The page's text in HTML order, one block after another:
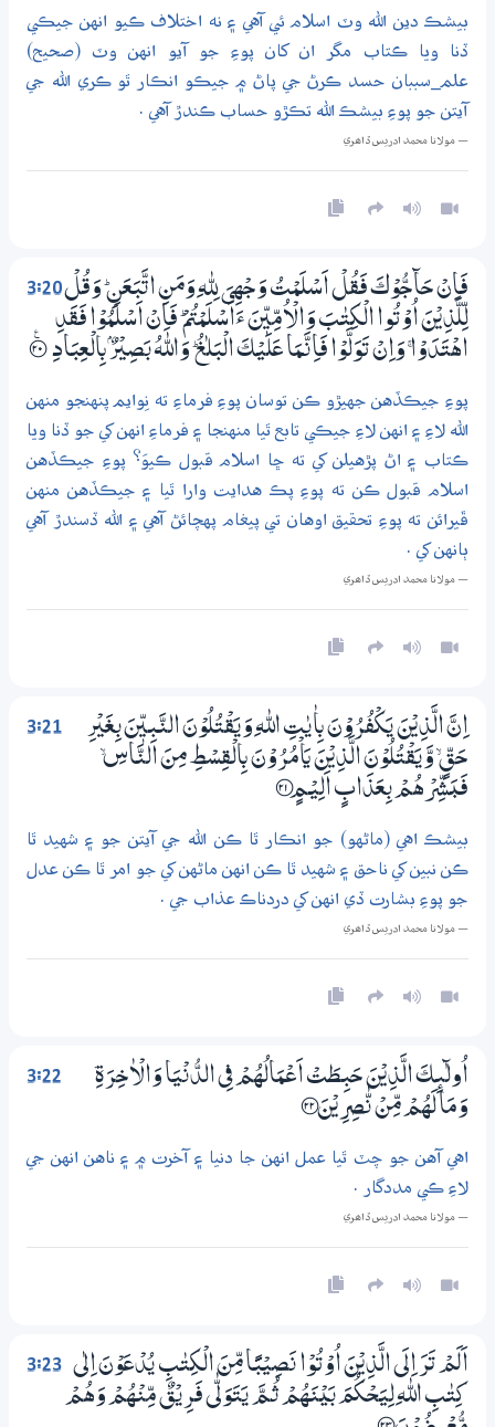
بيشڪ دين الله وٽ اسلام ئي آهي ۽ نه اختلاف ڪيو انهن جيڪي
ڏنا ويا ڪتاب مگر ان کان پوءِ جو آيو انهن وٽ (صحيح)
علم_سببان حسد ڪرڻ جي پاڻ ۾ جيڪو انڪار ٿو ڪري الله جي
آيتن جو پوءِ بيشڪ الله تڪڙو حساب ڪندڙ آهي .
— مولانا محمد ادريس ڏاھري
3:20فَاِنْ حَاۗجُّوْكَ فَقُلْ اَسْلَمْتُ وَجْهِيَ لِلّٰهِ وَمَنِ اتَّبَعَنِ ۭ وَقُلْ
لِّلَّذِيْنَ اُوْتُوا الْكِتٰبَ وَالْاُمِّيّٖنَ ءَاَسْلَمْتُمْ ۭ فَاِنْ اَسْلَمُوْا فَقَدِ
اھْتَدَوْا ۚ وَاِنْ تَوَلَّوْا فَاِنَّـمَا عَلَيْكَ الْبَلٰغُ ۭ وَاللّٰهُ بَصِيْرٌۢ بِالْعِبَادِ ؀ۧ20
پوءِ جيڪڏهن جهيڙو ڪن توسان پوءِ فرماءِ ته نِوايم پنهنجو منهن
الله لاءِ ۽ انهن لاءِ جيڪي تابع ٿيا منهنجا ۽ فرماءِ انهن کي جو ڏنا ويا
ڪتاب ۽ اڻ پڙهيلن کي ته ڇا اسلام قبول ڪيوَ؟ پوءِ جيڪڏهن
اسلام قبول ڪن ته پوءِ پڪ هدايت وارا ٿيا ۽ جيڪڏهن منهن
ڦيرائن ته پوءِ تحقيق اوهان تي پيغام پهچائڻ آهي ۽ الله ڏسندڙ آهي
ٻانهن کي .
— مولانا محمد ادريس ڏاھري
3:21
اِنَّ الَّذِيْنَ يَكْفُرُوْنَ بِاٰيٰتِ اللّٰهِ وَيَقْتُلُوْنَ النَّـبِيّٖنَ بِغَيْرِ
حَقٍّ ۙ وَّيَقْتُلُوْنَ الَّذِيْنَ يَاْمُرُوْنَ بِالْقِسْطِ مِنَ النَّاسِ ۙ
فَبَشِّرْھُمْ بِعَذَابٍ اَلِيْـمٍ ؀21
بيشڪ اهي (ماڻهو) جو انڪار ٿا ڪن الله جي آيتن جو ۽ شهيد ٿا
ڪن نبين کي ناحق ۽ شهيد ٿا ڪن انهن ماڻهن کي جو امر ٿا ڪن عدل
جو پوءِ بشارت ڏي انهن کي دردناڪ عذاب جي .
— مولانا محمد ادريس ڏاھري
3:22
اُولٰۗىِٕكَ الَّذِيْنَ حَبِطَتْ اَعْـمَالُھُمْ فِي الدُّنْيَا وَالْاٰخِرَةِ ۡ
وَمَا لَھُمْ مِّنْ نّٰصِرِيْنَ ؀22
اهي آهن جو چٽ ٿيا عمل انهن جا دنيا ۽ آخرت ۾ ۽ ناهن انهن جي
لاءِ ڪي مددگار .
— مولانا محمد ادريس ڏاھري
3:23
اَلَمْ تَرَ اِلَى الَّذِيْنَ اُوْتُوْا نَصِيْبًا مِّنَ الْكِتٰبِ يُدْعَوْنَ اِلٰى
كِتٰبِ اللّٰهِ لِيَحْكُمَ بَيْنَھُمْ ثُـمَّ يَتَوَلّٰى فَرِيْقٌ مِّنْھُمْ وَھُمْ